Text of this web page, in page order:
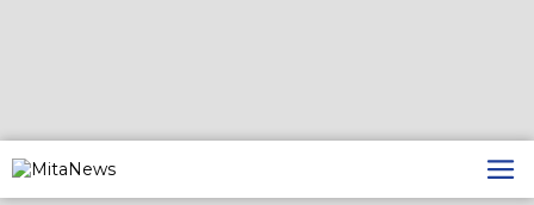
ke
konten